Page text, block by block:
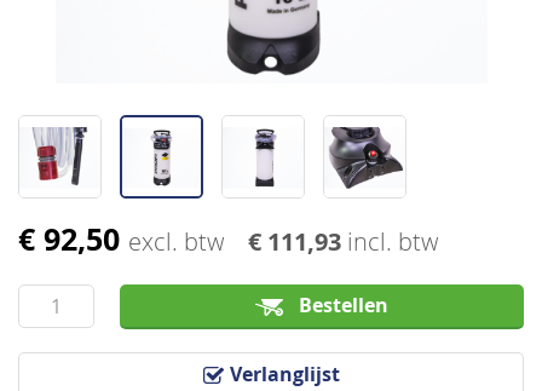
€ 92,50 excl. btw € 111,93 incl. btw
Bestellen
Verlanglijst
Ga
het
begin
van